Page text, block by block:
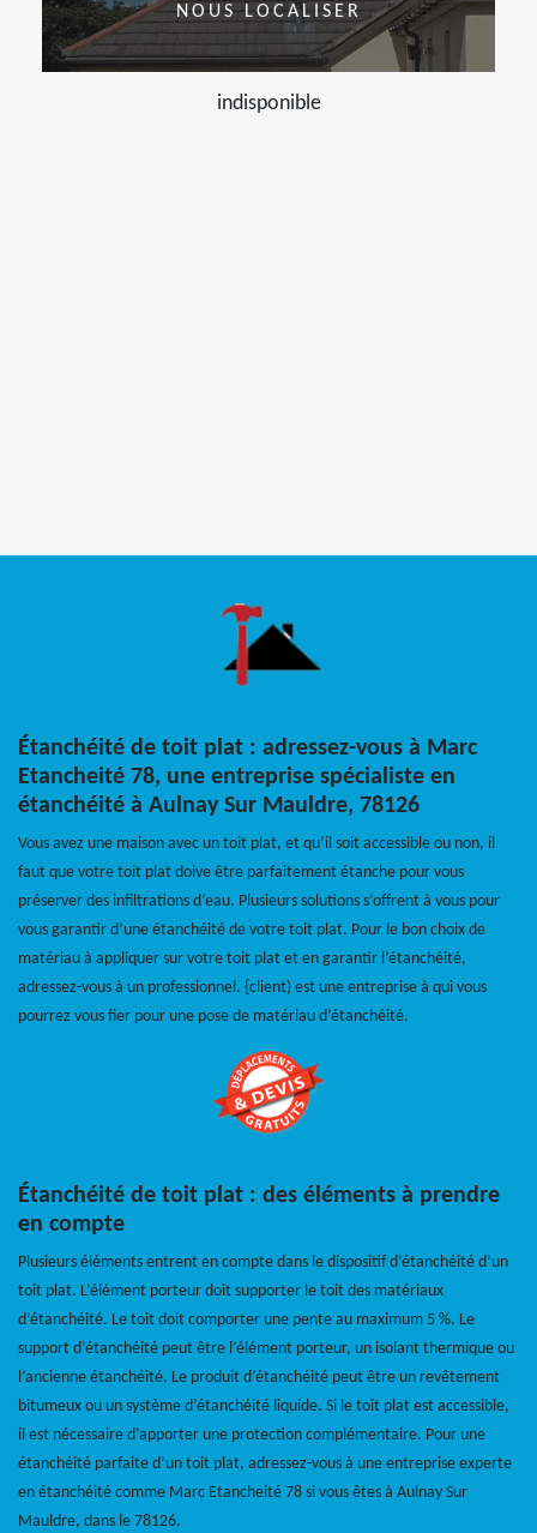
NOUS LOCALISER
indisponible
Étanchéité de toit plat : adressez-vous à Marc
Etancheité 78, une entreprise spécialiste en
étanchéité à Aulnay Sur Mauldre, 78126
Vous avez une maison avec un toit plat, et qu’il soit accessible ou non, il
faut que votre toit plat doive être parfaitement étanche pour vous
préserver des infiltrations d’eau. Plusieurs solutions s’offrent à vous pour
vous garantir d’une étanchéité de votre toit plat. Pour le bon choix de
matériau à appliquer sur votre toit plat et en garantir l’étanchéité,
adressez-vous à un professionnel. {client) est une entreprise à qui vous
pourrez vous fier pour une pose de matériau d’étanchéité.
Étanchéité de toit plat : des éléments à prendre
en compte
Plusieurs éléments entrent en compte dans le dispositif d’étanchéité d’un
toit plat. L’élément porteur doit supporter le toit des matériaux
d’étanchéité. Le toit doit comporter une pente au maximum 5 %. Le
support d’étanchéité peut être l’élément porteur, un isolant thermique ou
l’ancienne étanchéité. Le produit d’étanchéité peut être un revêtement
bitumeux ou un système d’étanchéité liquide. Si le toit plat est accessible,
il est nécessaire d’apporter une protection complémentaire. Pour une
étanchéité parfaite d’un toit plat, adressez-vous à une entreprise experte
en étanchéité comme Marc Etancheité 78 si vous êtes à Aulnay Sur
Mauldre, dans le 78126.